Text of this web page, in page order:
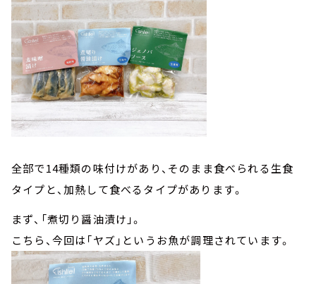
全部で14種類の味付けがあり、そのまま食べられる生食
タイプと、加熱して食べるタイプがあります。
まず、「煮切り醤油漬け」。
こちら、今回は「ヤズ」というお魚が調理されています。